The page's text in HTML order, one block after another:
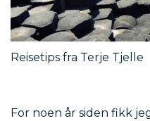
Reisetips fra Terje Tjelle
For noen år siden fikk